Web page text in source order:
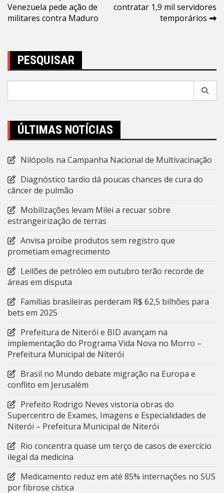
de
Venezuela pede ação de
militares contra Maduro
contratar 1,9 mil servidores
temporários
PESQUISAR
ÚLTIMAS NOTÍCIAS
Nilópolis na Campanha Nacional de Multivacinação
Diagnóstico tardio dá poucas chances de cura do
câncer de pulmão
Mobilizações levam Milei a recuar sobre
estrangeirização de terras
Anvisa proíbe produtos sem registro que
prometiam emagrecimento
Leilões de petróleo em outubro terão recorde de
áreas em disputa
Famílias brasileiras perderam R$ 62,5 bilhões para
bets em 2025
Prefeitura de Niterói e BID avançam na
implementação do Programa Vida Nova no Morro –
Prefeitura Municipal de Niterói
Brasil no Mundo debate migração na Europa e
conflito em Jerusalém
Prefeito Rodrigo Neves vistoria obras do
Supercentro de Exames, Imagens e Especialidades de
Niterói – Prefeitura Municipal de Niterói
Rio concentra quase um terço de casos de exercício
ilegal da medicina
Medicamento reduz em até 85% internações no SUS
por fibrose cística